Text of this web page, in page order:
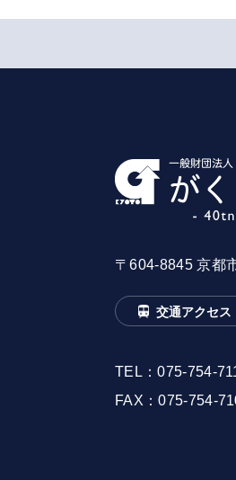
〒604-8845 京都
交通アクセス
TEL：075-754-
FAX：075-754-